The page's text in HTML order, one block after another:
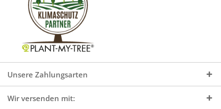
Unsere Zahlungsarten
Wir versenden mit: